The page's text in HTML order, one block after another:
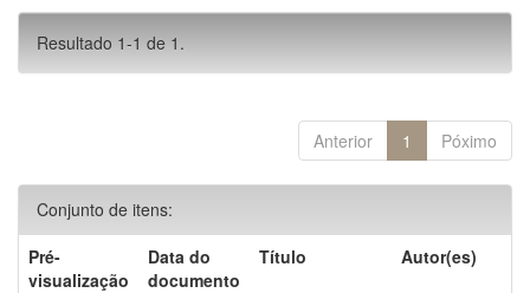
Resultado 1-1 de 1.
Anterior 1 Póximo
Conjunto de itens:
Pré-
visualização
Data do
documento
Título Autor(es)